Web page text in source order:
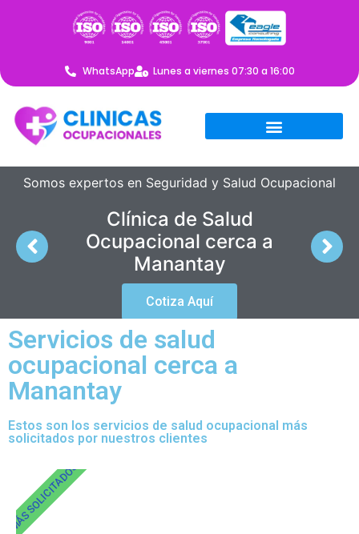
WhatsApp Lunes a viernes 07:30 a 16:00
Somos expertos en Seguridad y Salud Ocupacional
Clínica de Salud
Ocupacional cerca a
Manantay
Cotiza Aquí
Servicios de salud
ocupacional cerca a
Manantay
Estos son los servicios de salud ocupacional más
solicitados por nuestros clientes
MÁS SOLICITADOS